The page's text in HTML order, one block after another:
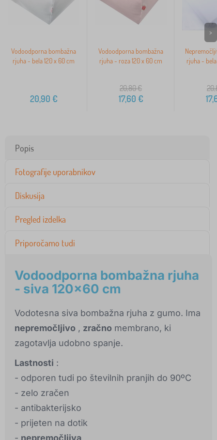
Vodoodporna bombažna
rjuha - bela 120 x 60 cm
20,90 €
Vodoodporna bombažna
rjuha - roza 120 x 60 cm
20,80€
17,60 €
rjuha -
>
Popis
Fotografije uporabnikov
Diskusija
Pregled izdelka
Priporočamo tudi
Vodoodporna bombažna rjuha
- siva 120x60 cm
Vodotesna siva bombažna rjuha z gumo. Ima
nepremočljivo , zračno membrano, ki
zagotavlja udobno spanje.
Lastnosti :
- odporen tudi po številnih pranjih do 90ºC
- zelo zračen
- antibakterijsko
- prijeten na dotik
- nepremočljiva